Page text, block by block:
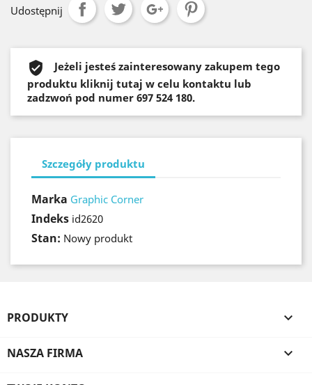
Udostępnij
Jeżeli jesteś zainteresowany zakupem tego
produktu kliknij tutaj w celu kontaktu lub
zadzwoń pod numer 697 524 180.
Szczegóły produktu
Marka Graphic Corner
Indeks id2620
Stan: Nowy produkt
PRODUKTY 
NASZA FIRMA 